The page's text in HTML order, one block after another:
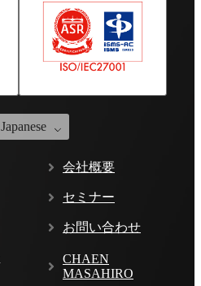
Japanese
会社概要
セミナー
お問い合わせ
CHAEN
MASAHIRO